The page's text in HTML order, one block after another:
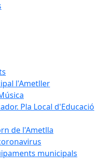
l'Ametller
Pla Local d'Educació
de l'Ametlla
municipals